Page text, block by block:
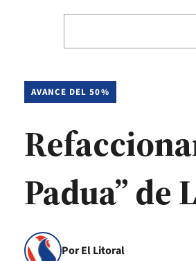
AVANCE DEL 50%
Padua” de
Por El Litoral